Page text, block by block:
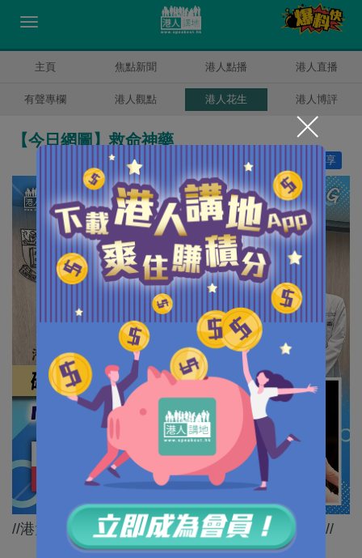
主頁 焦點新聞 港人點播 港人直播
有聲專欄 港人觀點 港人花生 港人博評
【今日網圖】救命神藥
分享
//港大醫學院向國際展示香港嘅高水準生物科技！//